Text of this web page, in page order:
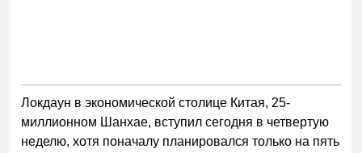
Локдаун в экономической столице Китая, 25-
миллионном Шанхае, вступил сегодня в четвертую
неделю, хотя поначалу планировался только на пять